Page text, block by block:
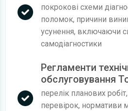
покрокові схеми
поломок, причини
усунення, включаючи
самодіагностики
Регламенти
обслуговування
перелік планових
перевірок, нормативи